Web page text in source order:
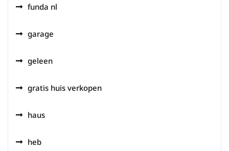
funda nl
garage
geleen
gratis huis verkopen
haus
heb